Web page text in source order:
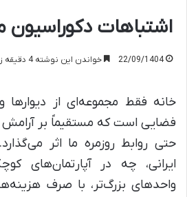
اشتباهات دکوراسیون
22/09/1404 خواندن این نوشته 4 دقیقه زمان می برد
خانه فقط مجموعه‌ای از
فضایی است که مستقیماً بر آرامش
حتی روابط روزمره ما اثر
ایرانی، چه در آپارتمان‌های
واحدهای بزرگ‌تر، با صرف